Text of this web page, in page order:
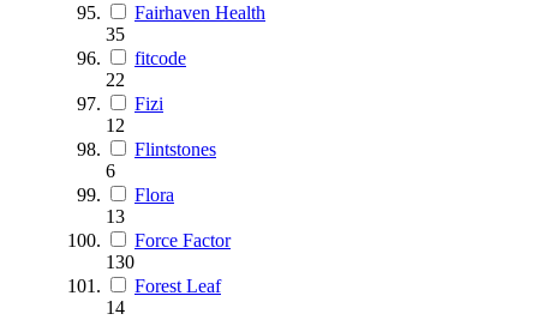
Fairhaven Health
35
fitcode
22
Fizi
12
Flintstones
6
Flora
13
Force Factor
130
Forest Leaf
14